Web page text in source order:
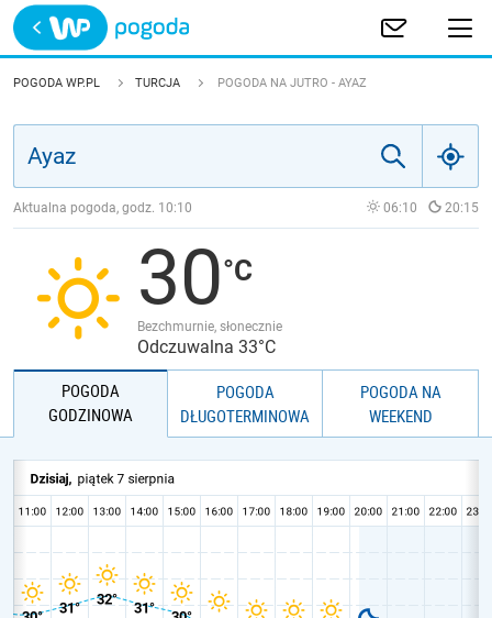
Trwa ładowanie
POLSKA
JAKOŚĆ POWIETRZA
POGODA WP.PL TURCJA POGODA NA JUTRO - AYAZ
Aktualna pogoda, godz. 10:10 06:10 20:15
30
Bezchmurnie, słonecznie
Odczuwalna 33°C
POGODA
GODZINOWA
POGODA
DŁUGOTERMINOWA
POGODA NA
WEEKEND